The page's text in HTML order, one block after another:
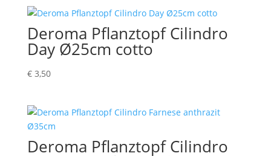
Deroma Pflanztopf Cilindro
Day Ø25cm cotto
€3,50
Deroma Pflanztopf Cilindro